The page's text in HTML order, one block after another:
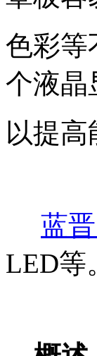
色彩等
个液晶
以提高
蓝
LED等